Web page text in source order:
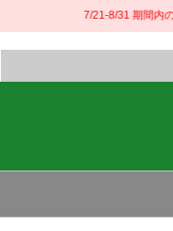
7/21-8/31 期間内の平日